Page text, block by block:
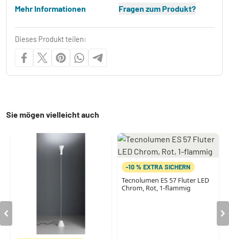
Mehr Informationen Fragen zum Produkt?
Dieses Produkt teilen:
Sie mögen vielleicht auch
-10 % EXTRA SICHERN
Tecnolumen ES 57 Fluter LED
Chrom, Rot, 1-flammig